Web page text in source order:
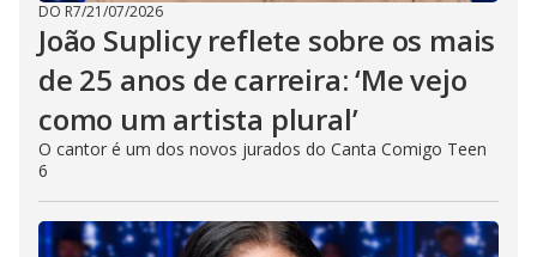
DO R7/21/07/2026
João Suplicy reflete sobre os mais
de 25 anos de carreira: ‘Me vejo
como um artista plural’
O cantor é um dos novos jurados do Canta Comigo Teen
6